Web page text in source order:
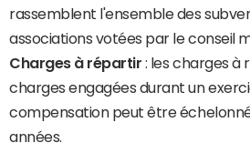
rassemblent l'ensemble des
associations votées par le conseil
Charges à répartir : les charges à
charges engagées durant un
compensation peut être
années.